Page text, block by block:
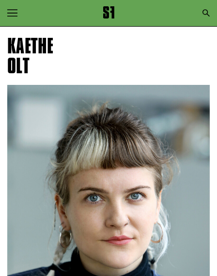
Zur Hauptnavigation springen
Zum Hauptinhalt springen
Zum Footer springen
KAETHE
OLT